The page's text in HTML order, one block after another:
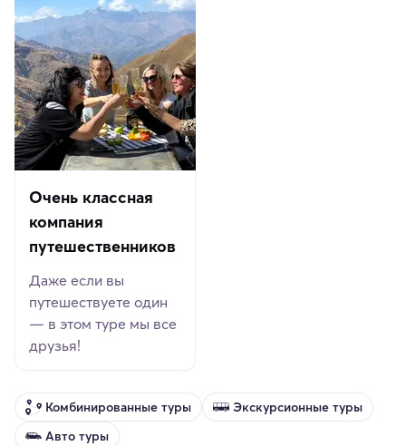
Очень классная
компания
путешественников
Даже если вы
путешествуете один
— в этом туре мы все
друзья!
Комбинированные туры
Экскурсионные туры
Авто туры